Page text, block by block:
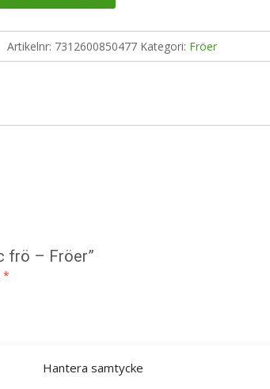
Hantera samtycke
Artikelnr: 7312600850477 Kategori: Fröer
frö – Fröer”
*